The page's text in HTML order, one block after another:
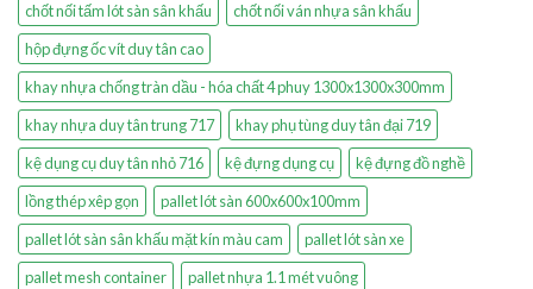
chốt nối tấm lót sàn sân khấu
chốt nối ván nhựa sân khấu
hộp đựng ốc vít duy tân cao
khay nhựa chống tràn dầu - hóa chất 4 phuy 1300x1300x300mm
khay nhựa duy tân trung 717
khay phụ tùng duy tân đại 719
kệ dụng cụ duy tân nhỏ 716
kệ đựng dụng cụ
kệ đựng đồ nghề
lồng thép xêp gọn
pallet lót sàn 600x600x100mm
pallet lót sàn sân khấu mặt kín màu cam
pallet lót sàn xe
pallet mesh container
pallet nhựa 1.1 mét vuông